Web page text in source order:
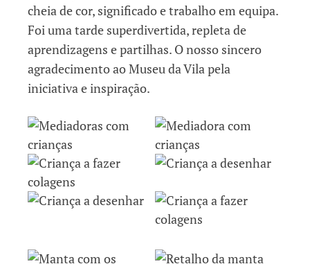
cheia de cor, significado e trabalho em equipa.
Foi uma tarde superdivertida, repleta de
aprendizagens e partilhas. O nosso sincero
agradecimento ao Museu da Vila pela
iniciativa e inspiração.